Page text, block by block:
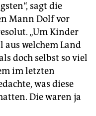
sagt die
Mann Dolf vor
„Um Kinder
welchem Land
doch selbst so viel
im letzten
was diese
Die waren ja